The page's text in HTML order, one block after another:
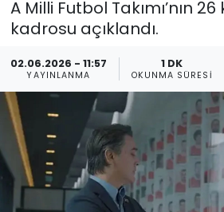
A Milli Futbol Takımı’nın
kadrosu açıklandı.
02.06.2026 - 11:57
YAYINLANMA
1 DK
OKUNMA SÜRESI
Kültür-sanat
Sağlık
Spor
Teknoloji
Resmi İlanlar
Sağlık
Spor
Teknoloji
Yaşam
Künye
Haber Arşivi